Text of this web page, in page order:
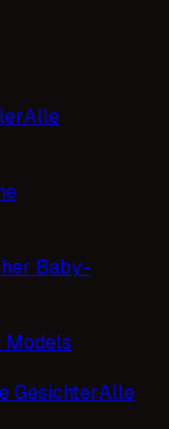
Alle
Baby-
Models
GesichterAlle